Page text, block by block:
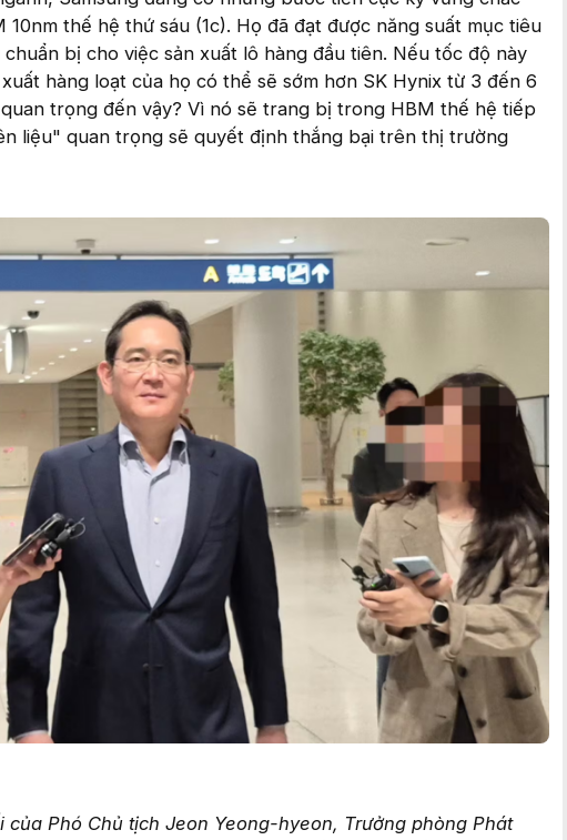
thế hệ thứ sáu (1c). Họ đã đạt được năng suất mục tiêu
bị cho việc sản xuất lô hàng đầu tiên. Nếu tốc độ này
hàng loạt của họ có thể sẽ sớm hơn SK Hynix từ 3 đến 6
quan trọng đến vậy? Vì nó sẽ trang bị trong HBM thế hệ tiếp
liệu" quan trọng sẽ quyết định thắng bại trên thị trường
của Phó Chủ tịch Jeon Yeong-hyeon, Trưởng phòng Phát